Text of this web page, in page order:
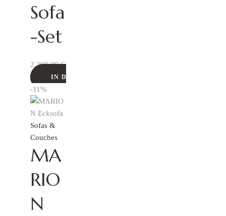
Sofa
-Set
2.390,00€
IN DEN WARENKORB
-11%
Sofas &
Couches
MA
RIO
N